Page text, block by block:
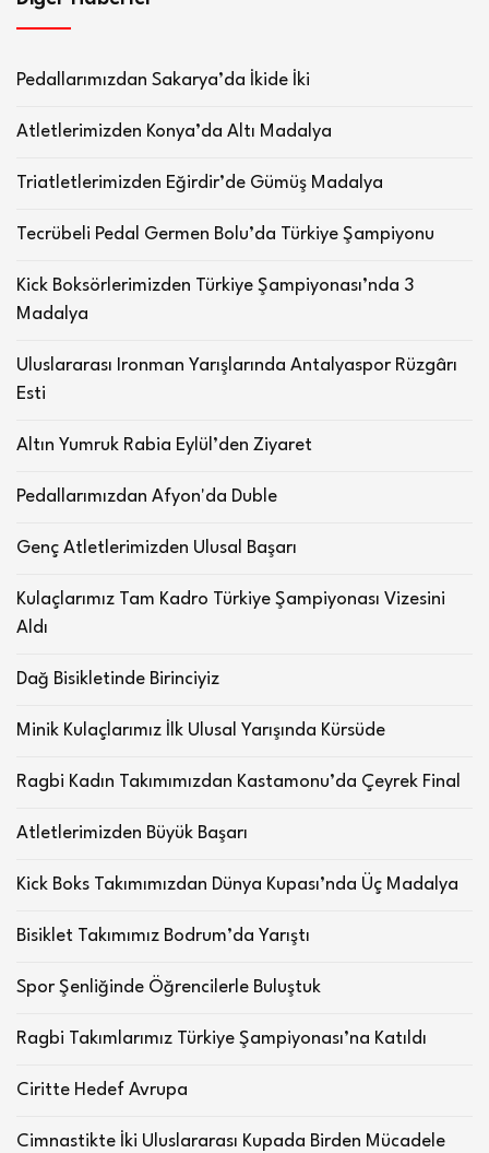
Pedallarımızdan Sakarya’da İkide İki
Atletlerimizden Konya’da Altı Madalya
Triatletlerimizden Eğirdir’de Gümüş Madalya
Tecrübeli Pedal Germen Bolu’da Türkiye Şampiyonu
Kick Boksörlerimizden Türkiye Şampiyonası’nda 3
Madalya
Uluslararası Ironman Yarışlarında Antalyaspor Rüzgârı
Esti
Altın Yumruk Rabia Eylül’den Ziyaret
Pedallarımızdan Afyon'da Duble
Genç Atletlerimizden Ulusal Başarı
Kulaçlarımız Tam Kadro Türkiye Şampiyonası Vizesini
Aldı
Dağ Bisikletinde Birinciyiz
Minik Kulaçlarımız İlk Ulusal Yarışında Kürsüde
Ragbi Kadın Takımımızdan Kastamonu’da Çeyrek Final
Atletlerimizden Büyük Başarı
Kick Boks Takımımızdan Dünya Kupası’nda Üç Madalya
Bisiklet Takımımız Bodrum’da Yarıştı
Spor Şenliğinde Öğrencilerle Buluştuk
Ragbi Takımlarımız Türkiye Şampiyonası’na Katıldı
Ciritte Hedef Avrupa
Cimnastikte İki Uluslararası Kupada Birden Mücadele